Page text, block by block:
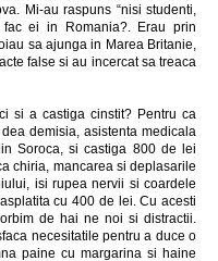
Mi-au raspuns “nisi studenti,
ei in Romania?. Erau prin
sa ajunga in Marea Britanie,
false si au incercat sa treaca
si a castiga cinstit? Pentru ca
demisia, asistenta medicala
Soroca, si castiga 800 de lei
chiria, mancarea si deplasarile
isi rupea nervii si coardele
cu 400 de lei. Cu acesti
de hai ne noi si distractii.
necesitatile pentru a duce o
paine cu margarina si haine